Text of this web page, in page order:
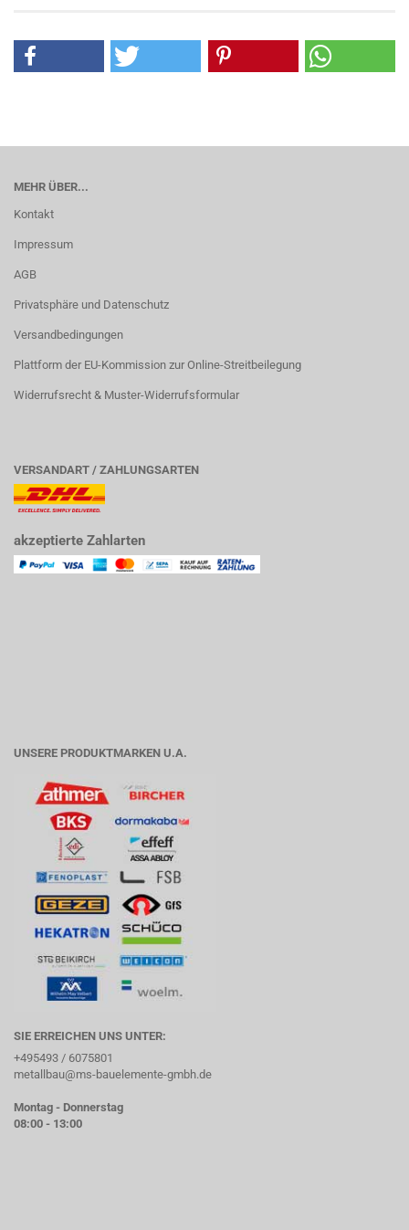
MEHR ÜBER...
Kontakt
Impressum
AGB
Privatsphäre und Datenschutz
Versandbedingungen
Plattform der EU-Kommission zur Online-Streitbeilegung
Widerrufsrecht & Muster-Widerrufsformular
VERSANDART / ZAHLUNGSARTEN
akzeptierte Zahlarten
UNSERE PRODUKTMARKEN U.A.
SIE ERREICHEN UNS UNTER:
+495493 / 6075801
metallbau@ms-bauelemente-gmbh.de
Montag - Donnerstag
08:00 - 13:00